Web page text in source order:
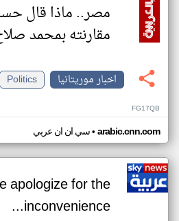
مصر.. ماذا قال
مقارنته بمحمد
اخبار موريتانيا
Politics
FG17QB
سي ان ان عربي• arabic.cnn.com
apologize for the
inconvenience...